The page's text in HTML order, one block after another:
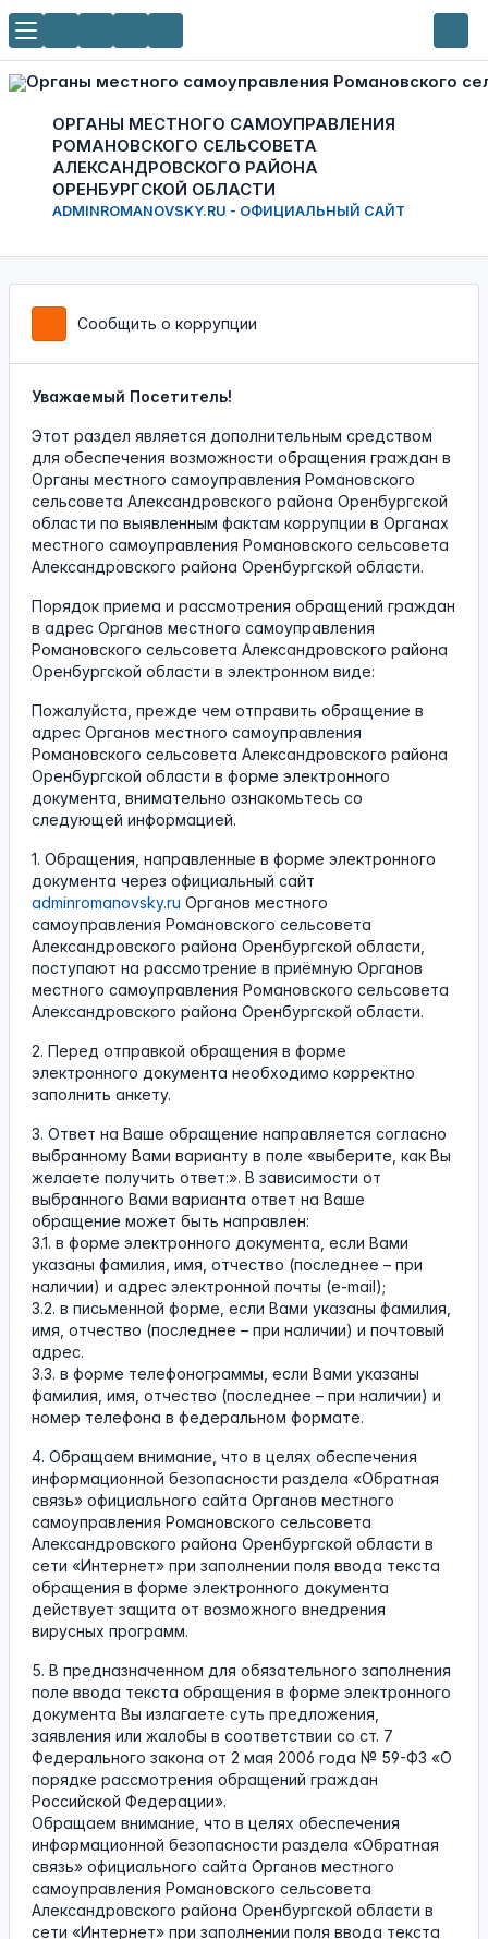
ОРГАНЫ МЕСТНОГО САМОУПРАВЛЕНИЯ
РОМАНОВСКОГО СЕЛЬСОВЕТА
АЛЕКСАНДРОВСКОГО РАЙОНА
ОРЕНБУРГСКОЙ ОБЛАСТИ
ADMINROMANOVSKY.RU - ОФИЦИАЛЬНЫЙ САЙТ
Сообщить о коррупции
Уважаемый Посетитель!
Этот раздел является дополнительным средством
для обеспечения возможности обращения граждан в
Органы местного самоуправления Романовского
сельсовета Александровского района Оренбургской
области по выявленным фактам коррупции в Органах
местного самоуправления Романовского сельсовета
Александровского района Оренбургской области.
Порядок приема и рассмотрения обращений граждан
в адрес Органов местного самоуправления
Романовского сельсовета Александровского района
Оренбургской области в электронном виде:
Пожалуйста, прежде чем отправить обращение в
адрес Органов местного самоуправления
Романовского сельсовета Александровского района
Оренбургской области в форме электронного
документа, внимательно ознакомьтесь со
следующей информацией.
1. Обращения, направленные в форме электронного
документа через официальный сайт
adminromanovsky.ru Органов местного
самоуправления Романовского сельсовета
Александровского района Оренбургской области,
поступают на рассмотрение в приёмную Органов
местного самоуправления Романовского сельсовета
Александровского района Оренбургской области.
2. Перед отправкой обращения в форме
электронного документа необходимо корректно
заполнить анкету.
3. Ответ на Ваше обращение направляется согласно
выбранному Вами варианту в поле «выберите, как Вы
желаете получить ответ:». В зависимости от
выбранного Вами варианта ответ на Ваше
обращение может быть направлен:
3.1. в форме электронного документа, если Вами
указаны фамилия, имя, отчество (последнее – при
наличии) и адрес электронной почты (e-mail);
3.2. в письменной форме, если Вами указаны фамилия,
имя, отчество (последнее – при наличии) и почтовый
адрес.
3.3. в форме телефонограммы, если Вами указаны
фамилия, имя, отчество (последнее – при наличии) и
номер телефона в федеральном формате.
4. Обращаем внимание, что в целях обеспечения
информационной безопасности раздела «Обратная
связь» официального сайта Органов местного
самоуправления Романовского сельсовета
Александровского района Оренбургской области в
сети «Интернет» при заполнении поля ввода текста
обращения в форме электронного документа
действует защита от возможного внедрения
вирусных программ.
5. В предназначенном для обязательного заполнения
поле ввода текста обращения в форме электронного
документа Вы излагаете суть предложения,
заявления или жалобы в соответствии со ст. 7
Федерального закона от 2 мая 2006 года № 59-ФЗ «О
порядке рассмотрения обращений граждан
Российской Федерации».
Обращаем внимание, что в целях обеспечения
информационной безопасности раздела «Обратная
связь» официального сайта Органов местного
самоуправления Романовского сельсовета
Александровского района Оренбургской области в
сети «Интернет» при заполнении поля ввода текста